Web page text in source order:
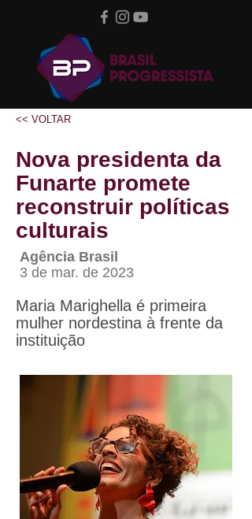
<< VOLTAR
Nova presidenta da
Funarte promete
reconstruir políticas
culturais
Agência Brasil
3 de mar. de 2023
Maria Marighella é primeira
mulher nordestina à frente da
instituição